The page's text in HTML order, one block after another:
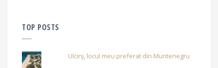
TOP POSTS
Ulcinj, locul meu preferat din Muntenegru